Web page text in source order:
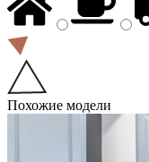
Похожие модели